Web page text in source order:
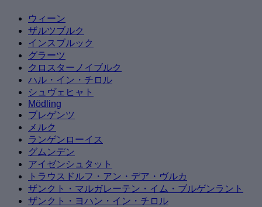
ウィーン
ザルツブルク
インスブルック
グラーツ
クロスターノイブルク
ハル・イン・チロル
シュヴェヒャト
Mödling
ブレゲンツ
メルク
ランゲンローイス
グムンデン
アイゼンシュタット
トラウスドルフ・アン・デア・ヴルカ
ザンクト・マルガレーテン・イム・ブルゲンラント
ザンクト・ヨハン・イン・チロル